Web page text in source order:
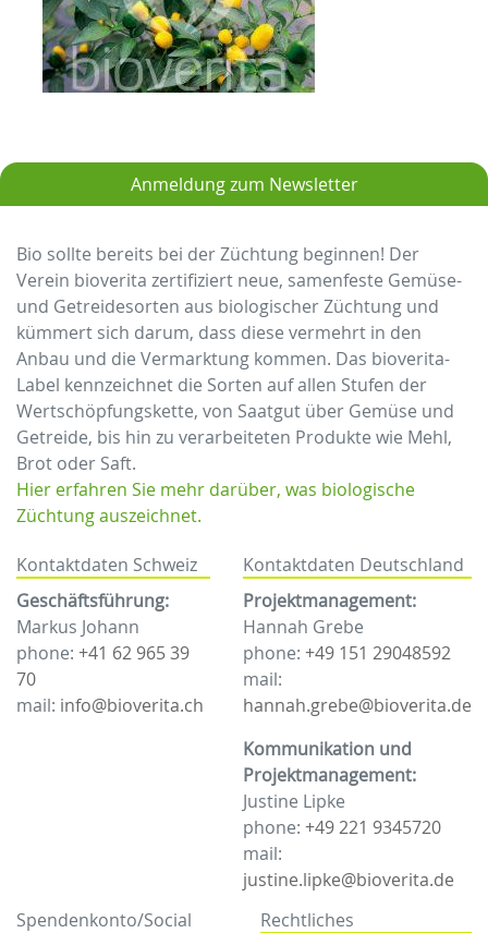
Anmeldung zum Newsletter
Bio sollte bereits bei der Züchtung beginnen! Der
Verein bioverita zertifiziert neue, samenfeste Gemüse-
und Getreidesorten aus biologischer Züchtung und
kümmert sich darum, dass diese vermehrt in den
Anbau und die Vermarktung kommen. Das bioverita-
Label kennzeichnet die Sorten auf allen Stufen der
Wertschöpfungskette, von Saatgut über Gemüse und
Getreide, bis hin zu verarbeiteten Produkte wie Mehl,
Brot oder Saft.
Hier erfahren Sie mehr darüber, was biologische
Züchtung auszeichnet.
Kontaktdaten Schweiz
Geschäftsführung:
Markus Johann
phone: +41 62 965 39
70
mail: info@bioverita.ch
Kontaktdaten Deutschland
Projektmanagement:
Hannah Grebe
phone: +49 151 29048592
mail:
hannah.grebe@bioverita.de
Kommunikation und
Projektmanagement:
Justine Lipke
phone: +49 221 9345720
mail:
justine.lipke@bioverita.de
Spendenkonto/Social
Rechtliches